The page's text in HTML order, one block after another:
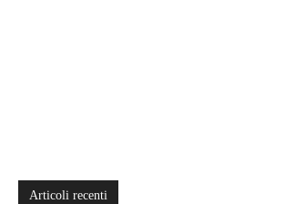
Articoli recenti